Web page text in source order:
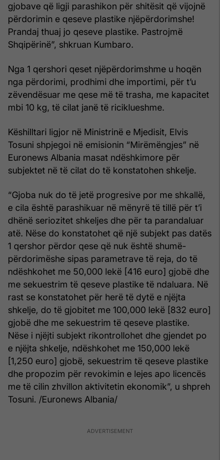
gjobave që ligji parashikon për shitësit që vijojnë
përdorimin e qeseve plastike njëpërdorimshe!
Prandaj thuaj jo qeseve plastike. Pastrojmë
Shqipërinë”, shkruan Kumbaro.
Nga 1 qershori qeset njëpërdorimshme u hoqën
nga përdorimi, prodhimi dhe importimi, për t’u
zëvendësuar me qese më të trasha, me kapacitet
mbi 10 kg, të cilat janë të riciklueshme.
Këshilltari ligjor në Ministrinë e Mjedisit, Elvis
Tosuni shpjegoi në emisionin “Mirëmëngjes” në
Euronews Albania masat ndëshkimore për
subjektet në të cilat do të konstatohen shkelje.
“Gjoba nuk do të jetë progresive por me shkallë,
e cila është parashikuar në mënyrë të tillë për t’i
dhënë seriozitet shkeljes dhe për ta parandaluar
atë. Nëse do konstatohet që një subjekt pas datës
1 qershor përdor qese që nuk është shumë-
përdorimëshe sipas parametrave të reja, do të
ndëshkohet me 50,000 lekë [416 euro] gjobë dhe
me sekuestrim të qeseve plastike të ndaluara. Në
rast se konstatohet për herë të dytë e njëjta
shkelje, do të gjobitet me 100,000 lekë [832 euro]
gjobë dhe me sekuestrim të qeseve plastike.
Nëse i njëjti subjekt rikontrollohet dhe gjendet po
e njëjta shkelje, ndëshkohet me 150,000 lekë
[1,250 euro] gjobë, sekuestrim të qeseve plastike
dhe propozim për revokimin e lejes apo licencës
me të cilin zhvillon aktivitetin ekonomik”, u shpreh
Tosuni. /Euronews Albania/